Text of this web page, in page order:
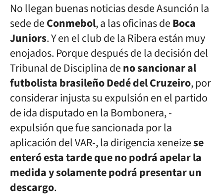
No llegan buenas noticias desde Asunción la
sede deConmebol, a las oficinas deBoca
Juniors. Y en el club de la Ribera están muy
enojados. Porque después de la decisión del
Tribunal de Disciplina deno sancionar al
futbolista brasileño Dedé del Cruzeiro, por
considerar injusta su expulsión en el partido
de ida disputado en la Bombonera, -
expulsión que fue sancionada por la
aplicación del VAR-, la dirigencia xeneizese
enteró esta tarde que no podrá apelar la
medida y solamente podrá presentar un
descargo.